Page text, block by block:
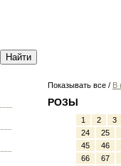
Показывать все / В
РОЗЫ
1 2
3
24
25
45
46
66
67